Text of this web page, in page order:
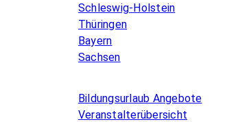
Schleswig-Holstein
Thüringen
Bayern
Sachsen
Bildungsurlaub Angebote
Veranstalterübersicht